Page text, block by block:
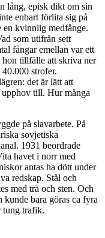
lång, episk dikt om sin
enbart förlita sig på
en kvinnlig medfånge.
som utifrån sett
fångar emellan var ett
tillfälle att skriva ner
strofer.
det är lätt att
till. Hur många
på slavarbete. På
sovjetiska
1931 beordrade
havet i norr med
antas ha dött under
redskap. Stål och
med trä och sten. Och
bara göras ca fyra
tung trafik.